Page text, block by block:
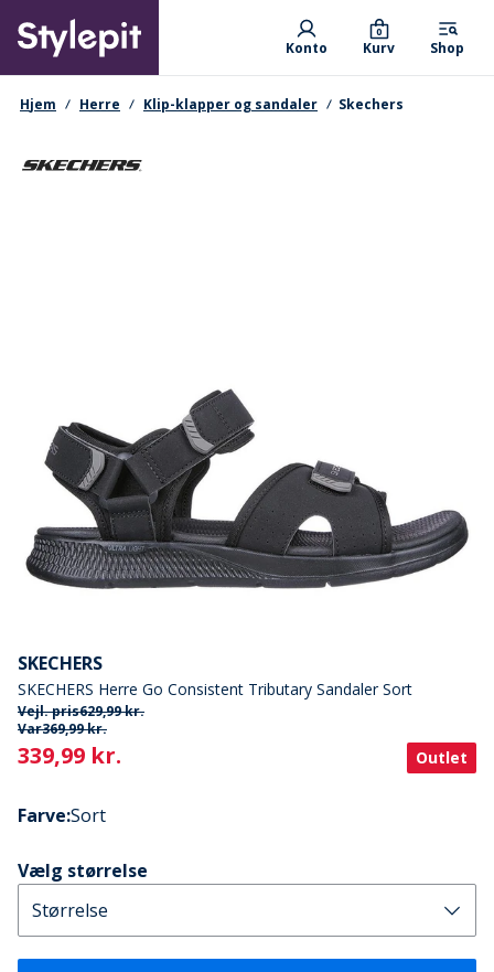
main
content
Primary departments
Konto Kurv
0
Shop
navigationssti
Hjem Herre Klip-klapper og sandaler Skechers
SKECHERS
SKECHERS Herre Go Consistent Tributary Sandaler Sort
Vejl. pris629,99 kr.
Var369,99 kr.
Current
339,99 kr. Outlet
Farve:Sort
Vælg størrelse